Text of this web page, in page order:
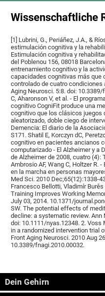
Wissenschaftliche
[1] Lubrini, G., Periáñez, J.A., &
estimulación cognitiva y la
Estimulación cognitiva y
del Poblenou 156, 08018
entrenamiento cognitivo y la
capacidades cognitivas más que
controlado de cuatro
Aging Neurosci. 5:8. doi:
C, Aharonson V, et al. - El
cognitivo CogniFit produce una
cognitivo que los clásicos juegos
aleatorizado, doble ciego de
Demencia: El diario de la
S171. Shatil E, Korczyn dC,
cognitivo en pacientes ancianos
computarizado - El Alzheimer y a
de Alzheimer de 2008, cuatro (4):
Ambrosio AF, Wang C, Holtzer R.
en la marcha en personas
Med Sci. 2010 Dec;65(12):1338-
Francesco Bellotti, Vladimír
Training Improves Working
July 03, 2014. 10.1371/
SW. The potential effects of
decline: a systematic review. Ann
doi: 10.1111/nyas.12348. 2.
in a randomized intervention trial
Front Aging Neurosci. 2010 Aug
10.3389/fnagi.2010.00032.
Dein Gehirn